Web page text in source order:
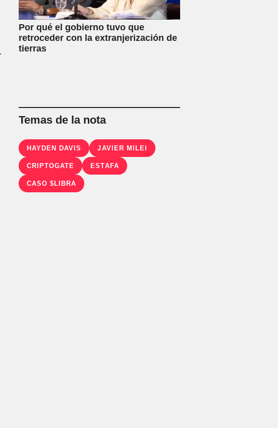
Por qué el gobierno tuvo que
retroceder con la extranjerización de
tierras
Temas de la nota
HAYDEN DAVIS JAVIER MILEI
CRIPTOGATE ESTAFA
CASO $LIBRA